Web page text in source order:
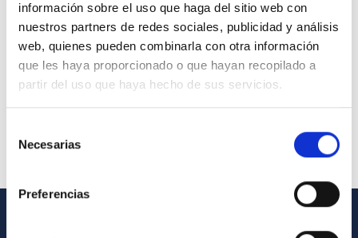
información sobre el uso que haga del sitio web con
nuestros partners de redes sociales, publicidad y análisis
web, quienes pueden combinarla con otra información
que les haya proporcionado o que hayan recopilado a
partir del uso que haya hecho de sus servicios.
Necesarias
Preferencias